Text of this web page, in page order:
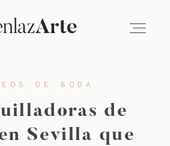
VÍDEO
FOTOGRAFÍA
DE BODA
de
Sevilla que